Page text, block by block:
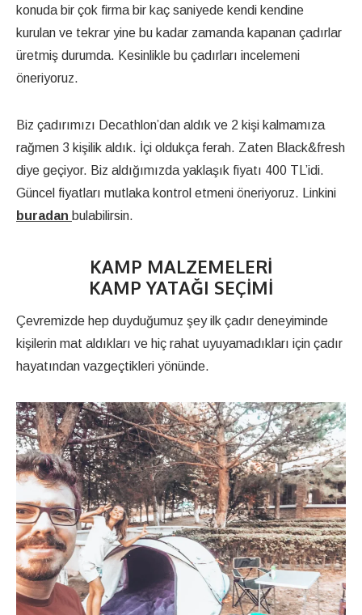
konuda bir çok firma bir kaç saniyede kendi kendine
kurulan ve tekrar yine bu kadar zamanda kapanan çadırlar
üretmiş durumda. Kesinlikle bu çadırları incelemeni
öneriyoruz.
Biz çadırımızı Decathlon’dan aldık ve 2 kişi kalmamıza
rağmen 3 kişilik aldık. İçi oldukça ferah. Zaten Black&fresh
diye geçiyor. Biz aldığımızda yaklaşık fiyatı 400 TL’idi.
Güncel fiyatları mutlaka kontrol etmeni öneriyoruz. Linkini
buradan bulabilirsin.
KAMP MALZEMELERI
KAMP YATAĞI SEÇIMI
Çevremizde hep duyduğumuz şey ilk çadır deneyiminde
kişilerin mat aldıkları ve hiç rahat uyuyamadıkları için çadır
hayatından vazgeçtikleri yönünde.